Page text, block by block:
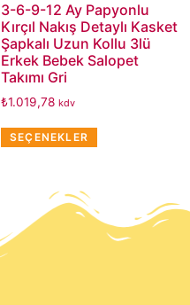
3-6-9-12 Ay Papyonlu
Kırçıl Nakış Detaylı Kasket
Şapkalı Uzun Kollu 3lü
Erkek Bebek Salopet
Takımı Gri
₺1.019,78 kdv
SEÇENEKLER